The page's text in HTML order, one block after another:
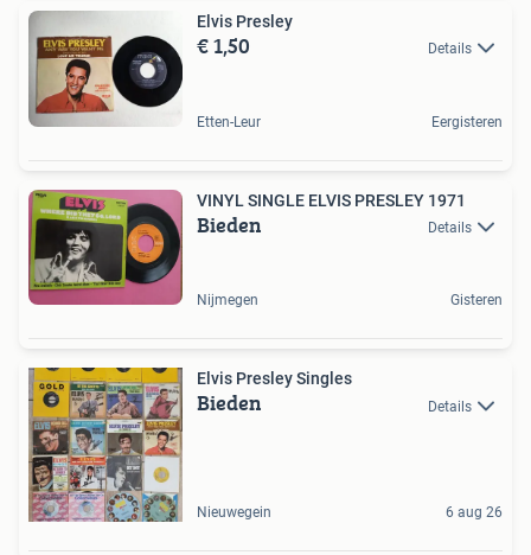
Elvis Presley
€ 1,50 Details
Etten-Leur Eergisteren
VINYL SINGLE ELVIS PRESLEY 1971
Bieden Details
Nijmegen Gisteren
Elvis Presley Singles
Bieden Details
Nieuwegein 6 aug 26